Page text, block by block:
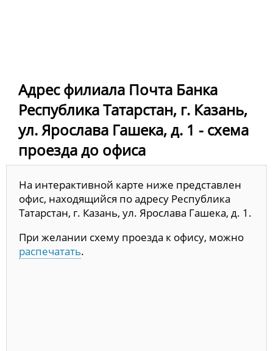
Адрес филиала Почта Банка
Республика Татарстан, г. Казань,
ул. Ярослава Гашека, д. 1 - схема
проезда до офиса
На интерактивной карте ниже представлен
офис, находящийся по адресу Республика
Татарстан, г. Казань, ул. Ярослава Гашека, д. 1.
При желании схему проезда к офису, можно
распечатать.